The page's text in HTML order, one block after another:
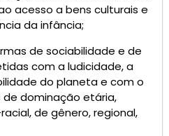
acesso a bens culturais e
da infância;
de sociabilidade e de
com a ludicidade, a
do planeta e com o
dominação etária,
de gênero, regional,